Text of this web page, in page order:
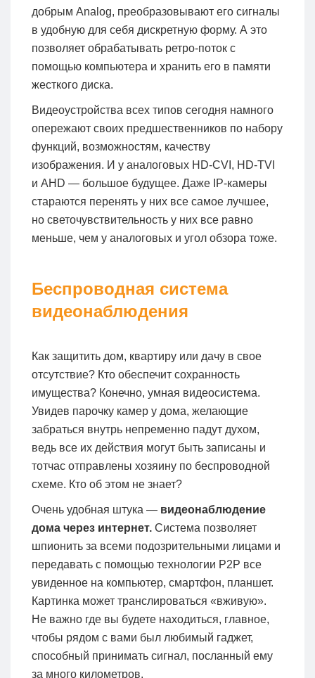
добрым Analog, преобразовывают его сигналы
в удобную для себя дискретную форму. А это
позволяет обрабатывать ретро-поток с
помощью компьютера и хранить его в памяти
жесткого диска.
Видеоустройства всех типов сегодня намного
опережают своих предшественников по набору
функций, возможностям, качеству
изображения. И у аналоговых HD-CVI, HD-TVI
и AHD — большое будущее. Даже IP-камеры
стараются перенять у них все самое лучшее,
но светочувствительность у них все равно
меньше, чем у аналоговых и угол обзора тоже.
Беспроводная система
видеонаблюдения
Как защитить дом, квартиру или дачу в свое
отсутствие? Кто обеспечит сохранность
имущества? Конечно, умная видеосистема.
Увидев парочку камер у дома, желающие
забраться внутрь непременно падут духом,
ведь все их действия могут быть записаны и
тотчас отправлены хозяину по беспроводной
схеме. Кто об этом не знает?
Очень удобная штука — видеонаблюдение
дома через интернет. Система позволяет
шпионить за всеми подозрительными лицами и
передавать с помощью технологии P2P все
увиденное на компьютер, смартфон, планшет.
Картинка может транслироваться «вживую».
Не важно где вы будете находиться, главное,
чтобы рядом с вами был любимый гаджет,
способный принимать сигнал, посланный ему
за много километров.